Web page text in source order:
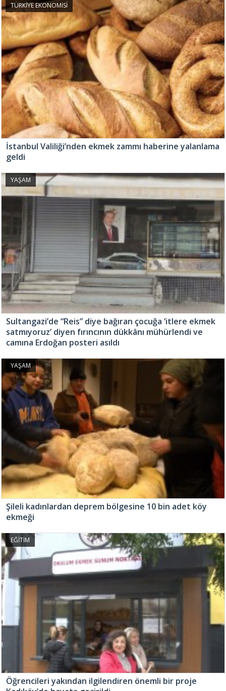
TÜRKİYE EKONOMİSİ
İstanbul Valiliği’nden ekmek zammı haberine yalanlama
geldi
YAŞAM
Sultangazi’de “Reis” diye bağıran çocuğa ‘itlere ekmek
satmıyoruz’ diyen fırıncının dükkânı mühürlendi ve
camına Erdoğan posteri asıldı
YAŞAM
Şileli kadınlardan deprem bölgesine 10 bin adet köy
ekmeği
EĞİTİM
Öğrencileri yakından ilgilendiren önemli bir proje